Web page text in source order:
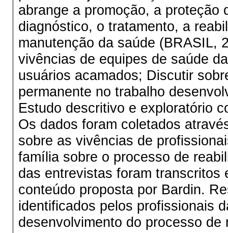
abrange a promoção, a proteção
diagnóstico, o tratamento, a
manutenção da saúde (BRASIL,
vivências de equipes de saúde
usuários acamados; Discutir
permanente no trabalho
Estudo descritivo e exploratório
Os dados foram coletados
sobre as vivências de
família sobre o processo de
das entrevistas foram transcritos
conteúdo proposta por Bardin.
identificados pelos profissionais
desenvolvimento do processo